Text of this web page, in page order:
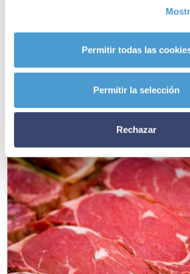
Permitir todas las
Permitir la selección
Rechazar
Noticias
relacionadas